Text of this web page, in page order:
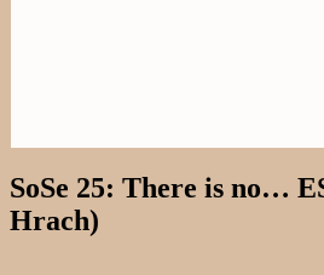
SoSe 25: There is no…
Hrach)